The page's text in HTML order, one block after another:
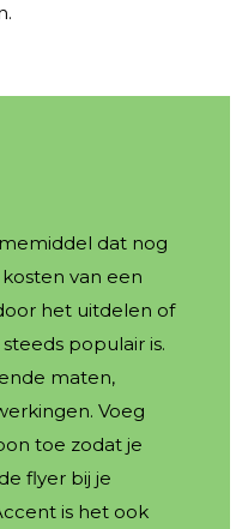
dat nog
van een
het uitdelen of
populair is.
maten,
Voeg
toe zodat je
flyer bij je
is het ook